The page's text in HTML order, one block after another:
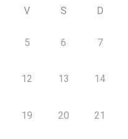
V S D
5 6 7
12 13 14
19 20 21